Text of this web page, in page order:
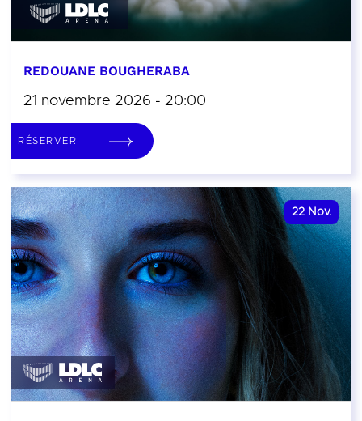
REDOUANE BOUGHERABA
21 novembre 2026 - 20:00
RÉSERVER
22 Nov.